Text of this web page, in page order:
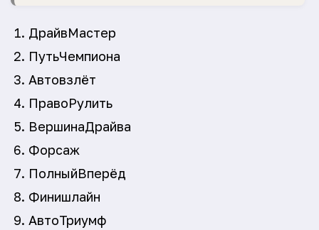
ДрайвМастер
ПутьЧемпиона
Автовзлёт
ПравоРулить
ВершинаДрайва
Форсаж
ПолныйВперёд
Финишлайн
АвтоТриумф